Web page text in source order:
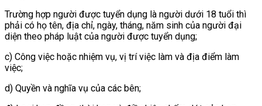
Trường hợp người được tuyển dụng là người dưới 18 tuổi thì
phải có họ tên, địa chỉ, ngày, tháng, năm sinh của người đại
diện theo pháp luật của người được tuyển dụng;
c) Công việc hoặc nhiệm vụ, vị trí việc làm và địa điểm làm
việc;
d) Quyền và nghĩa vụ của các bên;